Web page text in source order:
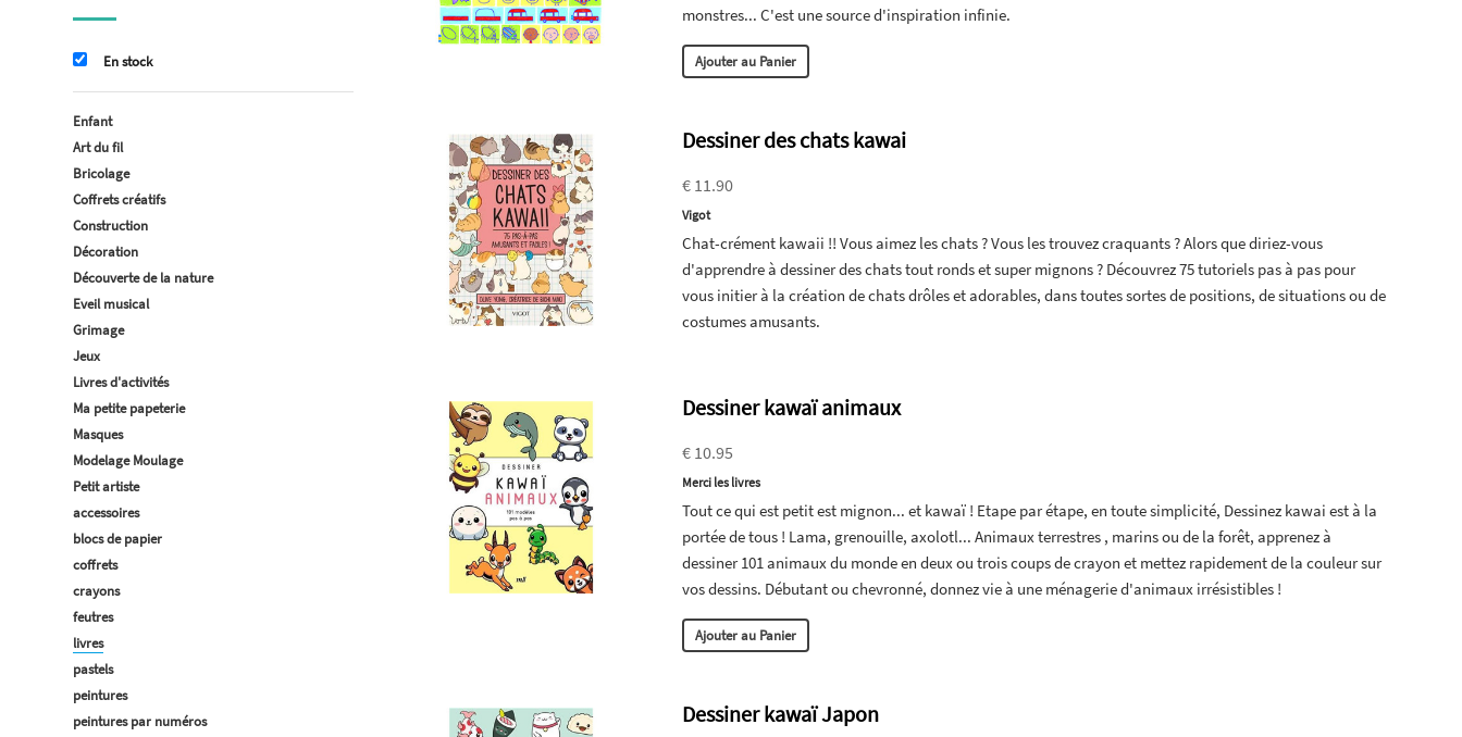
monstres... C'est une source d'inspiration infinie.
Ajouter au Panier
Dessiner des chats kawai
€ 11.90
Vigot
Chat-crément kawaii !! Vous aimez les chats ? Vous les trouvez craquants ? Alors que diriez-vous
d'apprendre à dessiner des chats tout ronds et super mignons ? Découvrez 75 tutoriels pas à pas pour
vous initier à la création de chats drôles et adorables, dans toutes sortes de positions, de situations ou de
costumes amusants.
Dessiner kawaï animaux
€ 10.95
Merci les livres
Tout ce qui est petit est mignon... et kawaï ! Etape par étape, en toute simplicité, Dessinez kawai est à la
portée de tous ! Lama, grenouille, axolotl... Animaux terrestres , marins ou de la forêt, apprenez à
dessiner 101 animaux du monde en deux ou trois coups de crayon et mettez rapidement de la couleur sur
vos dessins. Débutant ou chevronné, donnez vie à une ménagerie d'animaux irrésistibles !
Ajouter au Panier
Dessiner kawaï Japon
En stock
Enfant
Art du fil
Bricolage
Coffrets créatifs
Construction
Décoration
Découverte de la nature
Eveil musical
Grimage
Jeux
Livres d'activités
Ma petite papeterie
Masques
Modelage Moulage
Petit artiste
accessoires
blocs de papier
coffrets
crayons
feutres
livres
pastels
peintures
peintures par numéros